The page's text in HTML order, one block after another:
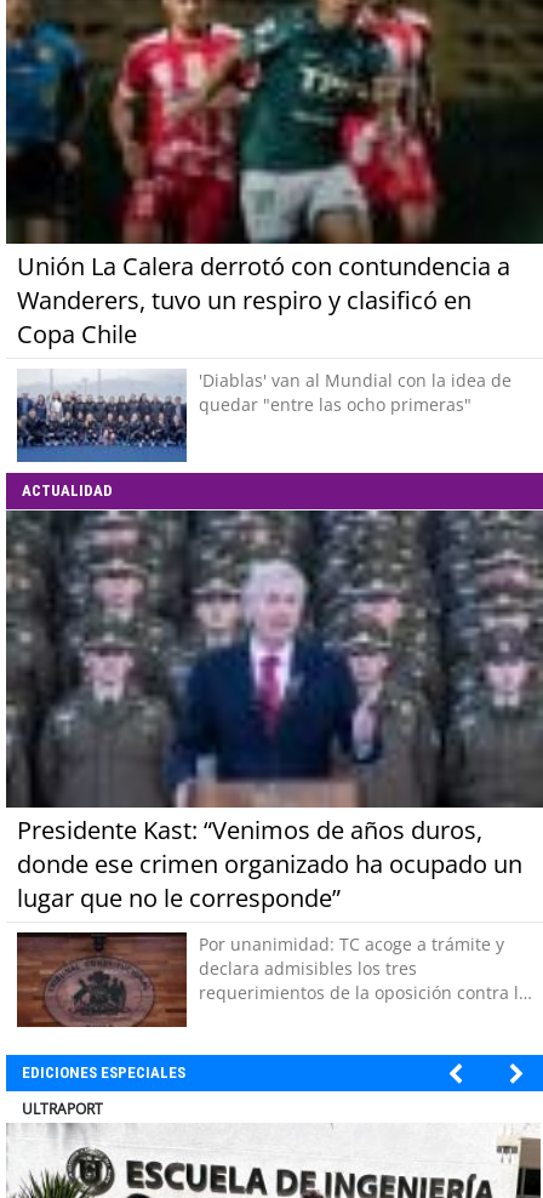
Unión La Calera derrotó con contundencia a
Wanderers, tuvo un respiro y clasificó en
Copa Chile
'Diablas' van al Mundial con la idea de
quedar "entre las ocho primeras"
ACTUALIDAD
Presidente Kast: “Venimos de años duros,
donde ese crimen organizado ha ocupado un
lugar que no le corresponde”
Por unanimidad: TC acoge a trámite y
declara admisibles los tres
requerimientos de la oposición contra la
EDICIONES ESPECIALES
BANCO DE CHILE